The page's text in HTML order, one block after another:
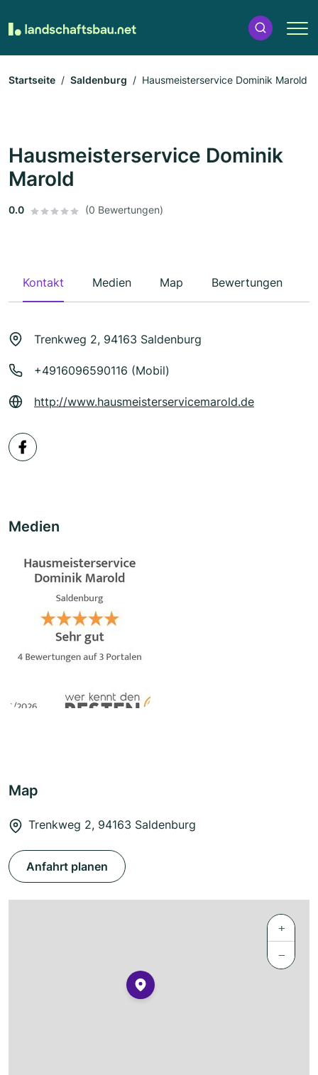
Startseite Saldenburg Hausmeisterservice Dominik Marold
Hausmeisterservice Dominik
Marold
0.0 (0 Bewertungen)
Kontakt Medien Map Bewertungen
Trenkweg 2, 94163 Saldenburg
+4916096590116 (Mobil)
http://www.hausmeisterservicemarold.de
Medien
Map
Trenkweg 2, 94163 Saldenburg
Anfahrt planen
+
−